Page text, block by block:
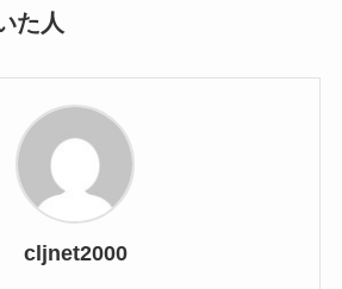
た人
cljnet2000